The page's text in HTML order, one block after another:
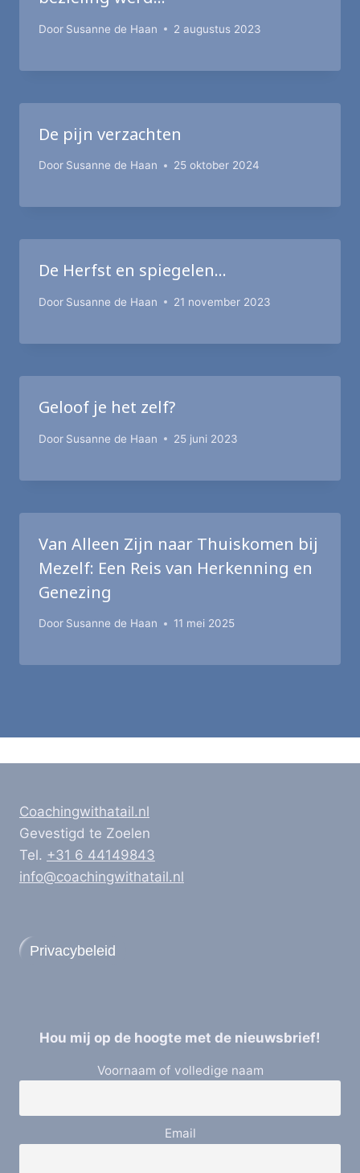
Door Susanne de Haan 2 augustus 2023
De pijn verzachten
Door Susanne de Haan 25 oktober 2024
De Herfst en spiegelen…
Door Susanne de Haan 21 november 2023
Geloof je het zelf?
Door Susanne de Haan 25 juni 2023
Van Alleen Zijn naar Thuiskomen bij
Mezelf: Een Reis van Herkenning en
Genezing
Door Susanne de Haan 11 mei 2025
Coachingwithatail.nl
Gevestigd te Zoelen
Tel. +31 6 44149843
info@coachingwithatail.nl
Privacybeleid
Hou mij op de hoogte met de nieuwsbrief!
Voornaam of volledige naam
Email